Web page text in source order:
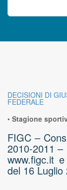
DECISIONI DI
FEDERALE
• Stagione
FIGC –
2010-2011 –
www.figc.it
del 16 Luglio